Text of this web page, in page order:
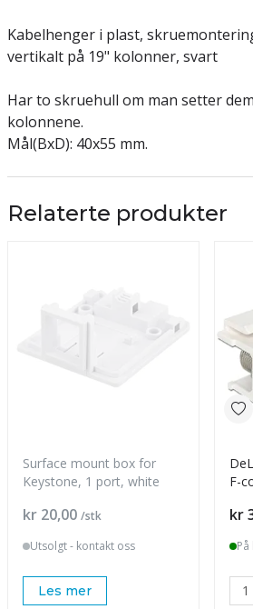
Kabelhenger i plast,
vertikalt på 19" kolonner, svart
Har to skruehull om man setter
kolonnene.
Mål(BxD): 40x55 mm.
Relaterte produkter
Surface mount box for
Keystone, 1 port, white
Pris
kr 20,00 /stk
Utsolgt - kontakt oss
Les mer
F-
Pris
kr